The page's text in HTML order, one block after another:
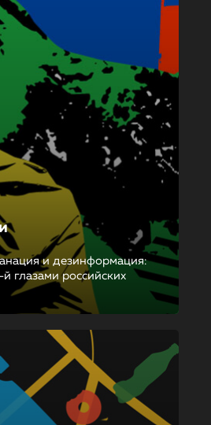
и дезинформация:
глазами российских